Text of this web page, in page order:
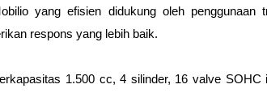
yang efisien didukung oleh
respons yang lebih baik.
1.500 cc, 4 silinder, 16 valve